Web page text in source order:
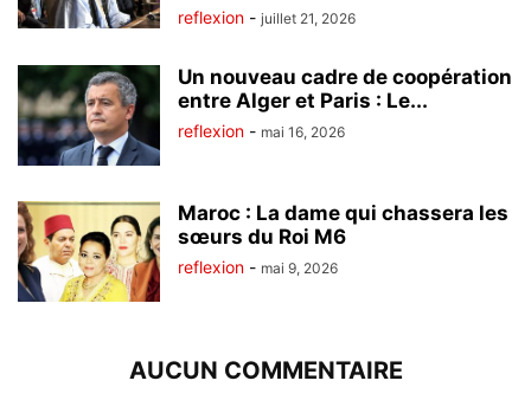
reflexion - juillet 21, 2026
Un nouveau cadre de coopération
entre Alger et Paris : Le...
reflexion - mai 16, 2026
Maroc : La dame qui chassera les
sœurs du Roi M6
reflexion - mai 9, 2026
AUCUN COMMENTAIRE